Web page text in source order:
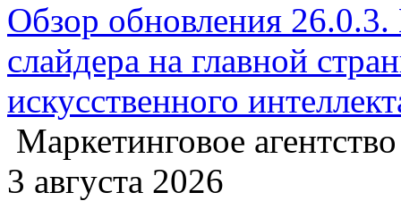
Обзор обновления 26.0.3.
слайдера на главной
искусственного
Маркетинговое
3 августа 2026